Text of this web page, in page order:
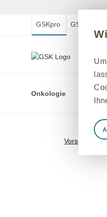
GSKpro GSKmed
Für
Onkologie
Vorschau >